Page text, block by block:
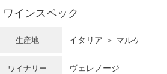
ワインスペック
生産地 イタリア ＞ マルケ
ワイナリー ヴェレノージ